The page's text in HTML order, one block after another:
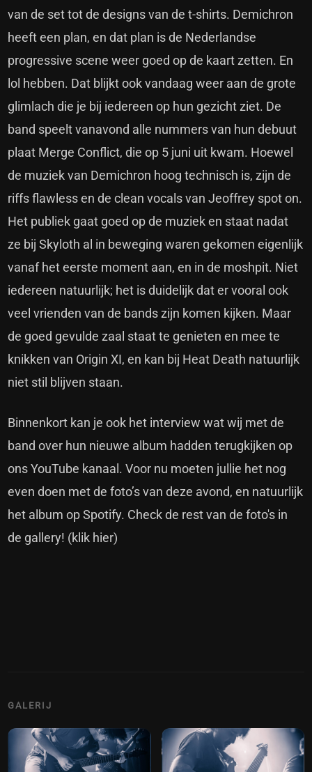
van de set tot de designs van de t-shirts. Demichron
heeft een plan, en dat plan is de Nederlandse
progressive scene weer goed op de kaart zetten. En
lol hebben. Dat blijkt ook vandaag weer aan de grote
glimlach die je bij iedereen op hun gezicht ziet. De
band speelt vanavond alle nummers van hun debuut
plaat Merge Conflict, die op 5 juni uit kwam. Hoewel
de muziek van Demichron hoog technisch is, zijn de
riffs flawless en de clean vocals van Jeoffrey spot on.
Het publiek gaat goed op de muziek en staat nadat
ze bij Skyloth al in beweging waren gekomen eigenlijk
vanaf het eerste moment aan, en in de moshpit. Niet
iedereen natuurlijk; het is duidelijk dat er vooral ook
veel vrienden van de bands zijn komen kijken. Maar
de goed gevulde zaal staat te genieten en mee te
knikken van Origin XI, en kan bij Heat Death natuurlijk
niet stil blijven staan.
Binnenkort kan je ook het interview wat wij met de
band over hun nieuwe album hadden terugkijken op
ons YouTube kanaal. Voor nu moeten jullie het nog
even doen met de foto’s van deze avond, en natuurlijk
het album op Spotify. Check de rest van de foto's in
de gallery! (klik hier)
GALERIJ